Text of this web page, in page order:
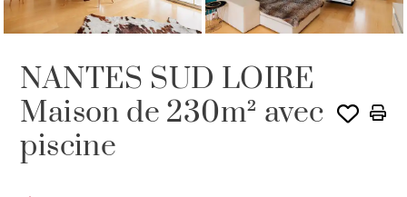
NANTES SUD LOIRE
Maison de 230m² avec
piscine